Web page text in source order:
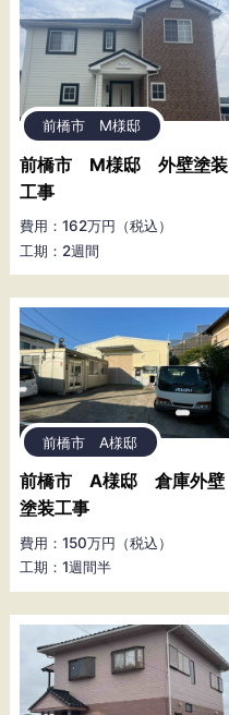
前橋市 M様邸
前橋市 M様邸 外壁塗装
工事
費用：162万円（税込）
工期：2週間
前橋市 A様邸
前橋市 A様邸 倉庫外壁
塗装工事
費用：150万円（税込）
工期：1週間半